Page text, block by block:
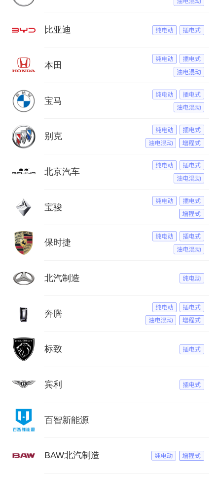
比亚迪
本田
宝马
别克
北京汽车
宝骏
保时捷
北汽制造
奔腾
标致
宾利
百智新能源
BAW北汽制造